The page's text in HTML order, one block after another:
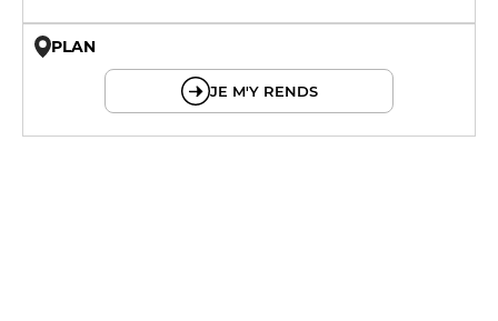
PLAN
JE M'Y RENDS